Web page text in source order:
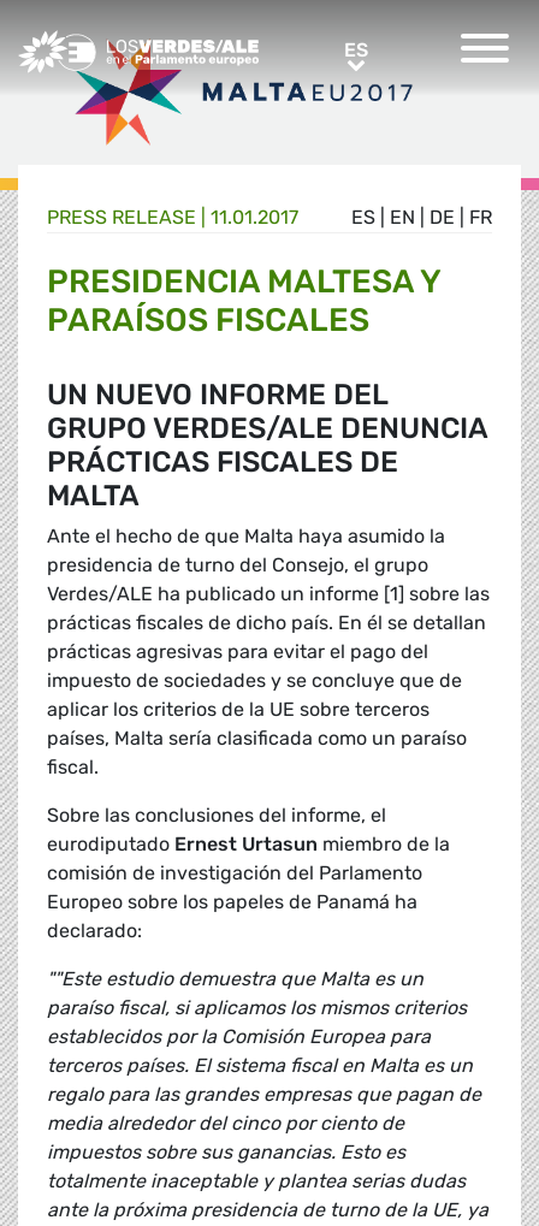
Greens/EFA Home ESES
ES EN DE FR
PRESS RELEASE | 11.01.2017
PRESIDENCIA MALTESA Y
PARAÍSOS FISCALES
UN NUEVO INFORME DEL
GRUPO VERDES/ALE DENUNCIA
PRÁCTICAS FISCALES DE
MALTA
Ante el hecho de que Malta haya asumido la
presidencia de turno del Consejo, el grupo
Verdes/ALE ha publicado un informe [1] sobre las
prácticas fiscales de dicho país. En él se detallan
prácticas agresivas para evitar el pago del
impuesto de sociedades y se concluye que de
aplicar los criterios de la UE sobre terceros
países, Malta sería clasificada como un paraíso
fiscal.
Sobre las conclusiones del informe, el
eurodiputado Ernest Urtasun miembro de la
comisión de investigación del Parlamento
Europeo sobre los papeles de Panamá ha
declarado:
""Este estudio demuestra que Malta es un
paraíso fiscal, si aplicamos los mismos criterios
establecidos por la Comisión Europea para
terceros países. El sistema fiscal en Malta es un
regalo para las grandes empresas que pagan de
media alrededor del cinco por ciento de
impuestos sobre sus ganancias. Esto es
totalmente inaceptable y plantea serias dudas
ante la próxima presidencia de turno de la UE, ya